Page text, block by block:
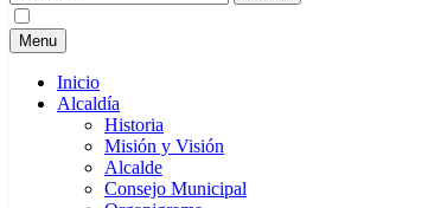
Menu
Inicio
Alcaldía
Historia
Misión y Visión
Alcalde
Consejo Municipal